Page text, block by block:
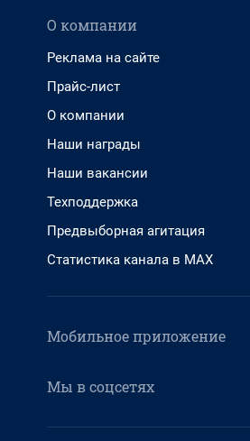
О компании
Реклама на сайте
Прайс-лист
О компании
Наши награды
Наши вакансии
Техподдержка
Предвыборная агитация
Статистика канала в MAX
Мобильное приложение
Мы в соцсетях